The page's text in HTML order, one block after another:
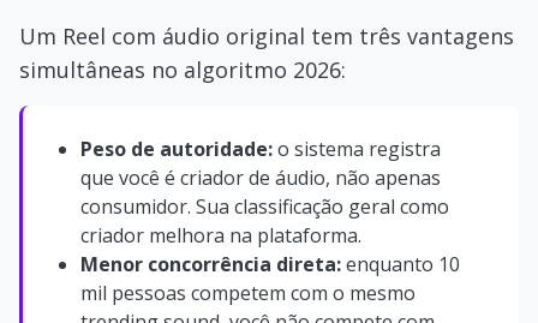
Um Reel com áudio original tem três vantagens
simultâneas no algoritmo 2026:
Peso de autoridade:o sistema registra
que você é criador de áudio, não apenas
consumidor. Sua classificação geral como
criador melhora na plataforma.
Menor concorrência direta:enquanto 10
mil pessoas competem com o mesmo